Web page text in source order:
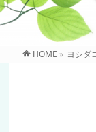
HOME » ヨシダ